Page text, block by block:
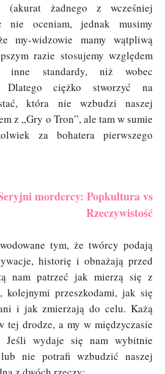
(akurat żadnego z wcześniej
nie oceniam, jednak musimy
my-widzowie mamy wątpliwą
razie stosujemy względem
inne standardy, niż wobec
Dlatego ciężko stworzyć na
która nie wzbudzi naszej
z „Gry o Tron”, ale tam w sumie
za bohatera pierwszego
mordercy: Popkultura vs
Rzeczywistość
tym, że twórcy podają
historię i obnażają przed
nam patrzeć jak mierzą się z
kolejnymi przeszkodami, jak się
i jak zmierzają do celu. Każą
tej drodze, a my w międzyczasie
wydaje się nam wybitnie
nie potrafi wzbudzić naszej